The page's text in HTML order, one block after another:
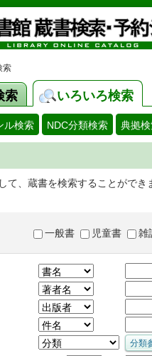
索
索 いろいろ検索
ル検索 NDC分類検索 典拠
て、蔵書を検索することができ
一般書 児童書 雑